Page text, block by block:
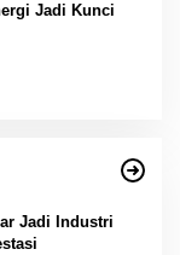
Jadi Kunci
Jadi Industri